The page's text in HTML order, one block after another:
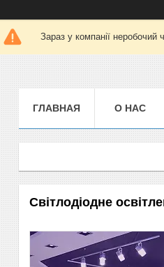
Зараз у компанії
ГЛАВНАЯ О НАС
Світлодіодне